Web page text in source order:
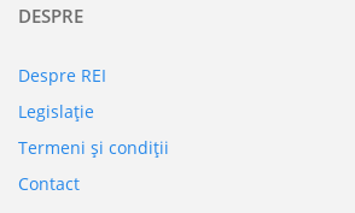
DESPRE
Despre REI
Legislaţie
Termeni şi condiţii
Contact